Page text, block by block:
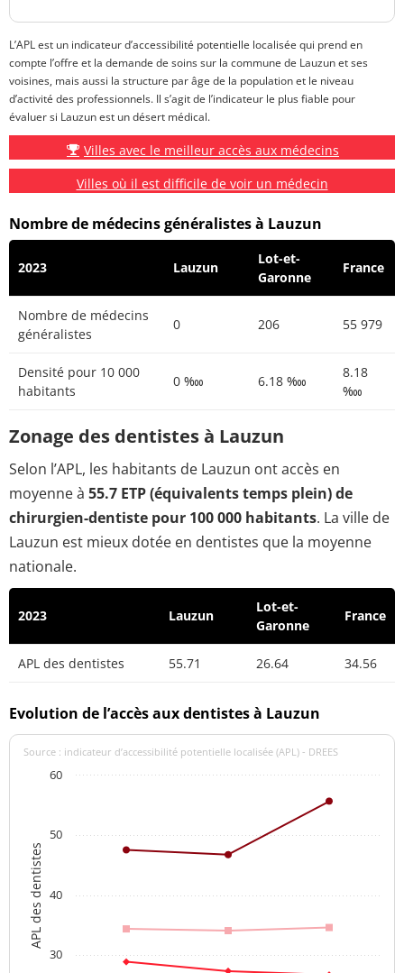
L’APL est un indicateur d’accessibilité potentielle localisée qui prend en
compte l’offre et la demande de soins sur la commune de Lauzun et ses
voisines, mais aussi la structure par âge de la population et le niveau
d’activité des professionnels. Il s’agit de l’indicateur le plus fiable pour
évaluer si Lauzun est un désert médical.
Villes avec le meilleur accès aux médecins
Villes où il est difficile de voir un médecin
Nombre de médecins généralistes à Lauzun
2023 Lauzun
Lot-et-
Garonne
France
Nombre de médecins
généralistes
0 206 55 979
Densité pour 10 000
habitants
0 ‱ 6.18 ‱
8.18
‱
Zonage des dentistes à Lauzun
Selon l’APL, les habitants de Lauzun ont accès en
moyenne à 55.7 ETP (équivalents temps plein) de
chirurgien-dentiste pour 100 000 habitants. La ville de
Lauzun est mieux dotée en dentistes que la moyenne
nationale.
2023 Lauzun
Lot-et-
Garonne
France
APL des dentistes 55.71 26.64 34.56
Evolution de l’accès aux dentistes à Lauzun
APL des dentistes
Source : indicateur d’accessibilité potentielle localisée (APL) - DREES
30
40
50
60